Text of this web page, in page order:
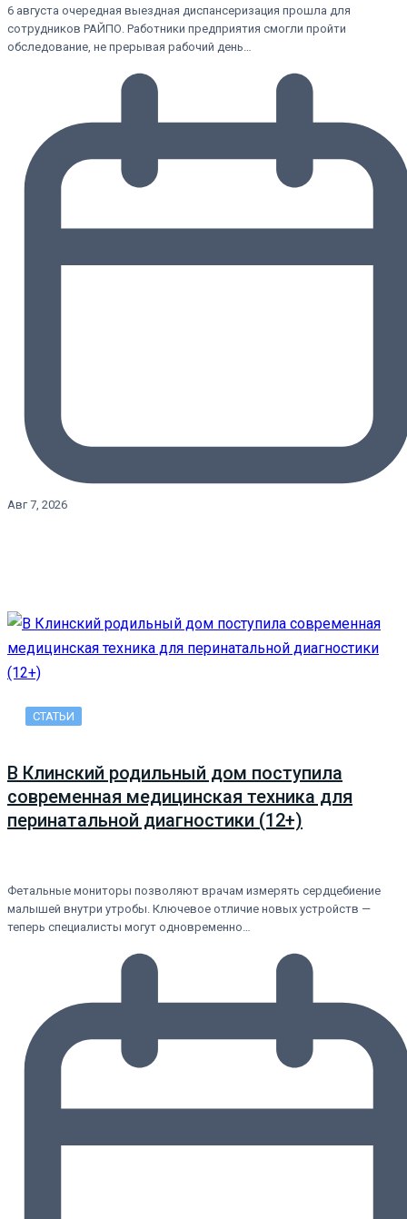
6 августа очередная выездная диспансеризация прошла для
сотрудников РАЙПО. Работники предприятия смогли пройти
обследование, не прерывая рабочий день…
Авг 7, 2026
СТАТЬИ
В Клинский родильный дом поступила
современная медицинская техника для
перинатальной диагностики (12+)
Фетальные мониторы позволяют врачам измерять сердцебиение
малышей внутри утробы. Ключевое отличие новых устройств —
теперь специалисты могут одновременно…